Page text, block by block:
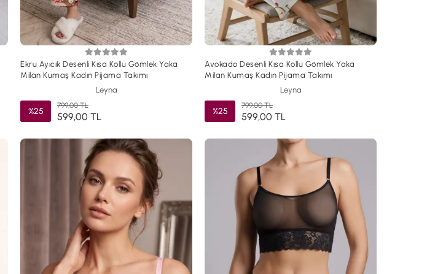
Ekru Ayıcık Desenli Kısa Kollu Gömlek Yaka
Milan Kumaş Kadın Pijama Takımı
Leyna
%25
799,00 TL
599,00 TL
Avokado Desenli Kısa Kollu Gömlek Yaka
Milan Kumaş Kadın Pijama Takımı
Leyna
%25
799,00 TL
599,00 TL